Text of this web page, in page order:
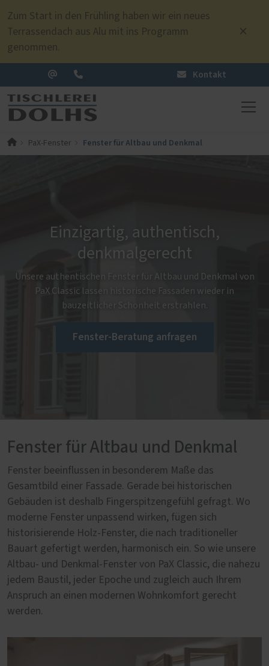
Zum Start in den Frühling haben wir ein neues
Terrassendach aus Alu mit ins Programm
genommen.
Kontakt
PaX-Fenster Fenster für Altbau und Denkmal
Einzigartig, authentisch,
denkmalgerecht
Unsere authentischen Fenster für Altbau und Denkmal von
PaX Classic lassen historische Fassaden wieder in
bauzeitlicher Schönheit erstrahlen.
Fenster-Beratung anfragen
Fenster für Altbau und Denkmal
Fenster beeinflussen in besonderem Maße das
Gesamtbild einer Fassade. Gerade bei historischen
Gebäuden ist deshalb Fingerspitzengefühl gefragt. Wo
moderne Fenster unpassend wirken, fügen sich
historisierende Holz-Fenster, die nach traditioneller
Bauart gefertigt werden, harmonisch ein. So wie unsere
Altbau- und Denkmal-Fenster von PaX Classic, die nahezu
jedem Baustil, jeder Epoche und zugleich auch Ihrem
Anspruch an einen modernen Wohnkomfort gerecht
werden.